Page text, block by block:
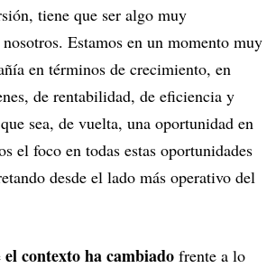
tiene que ser algo muy
Estamos en un momento muy
en términos de crecimiento, en
de rentabilidad, de eficiencia y
sea, de vuelta, una oportunidad en
el foco en todas estas oportunidades
desde el lado más operativo del
el contexto ha cambiado frente a lo